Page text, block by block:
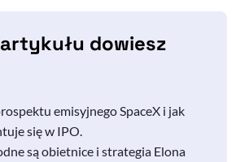
dowiesz
emisyjnego SpaceX i jak
się w IPO.
są obietnice i strategia Elona